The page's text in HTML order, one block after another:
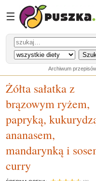
☰
Archiwum
Żółta sałatka z
brązowym ryżem,
papryką,
ananasem,
mandarynką i
curry